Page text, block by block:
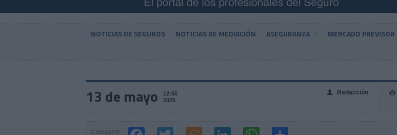
NOTICIAS DE SEGUROS NOTICIAS DE MEDIACIÓN ASEGURANZA MERCADO PREVISOR
13 de mayo
12:56
2026

👤 Redacción